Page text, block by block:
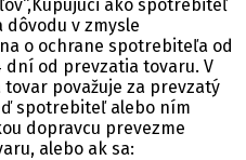
ako spotrebiteľ
dôvodu v zmysle
o ochrane spotrebiteľa od
dní od prevzatia tovaru. V
tovar považuje za prevzatý
spotrebiteľ alebo ním
dopravcu prevezme
alebo ak sa: